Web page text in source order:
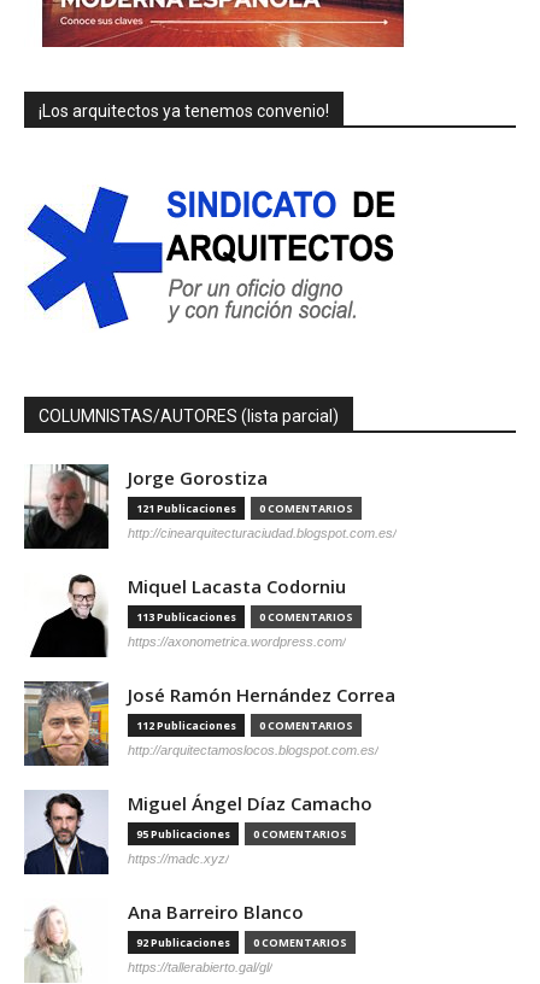
¡Los arquitectos ya tenemos convenio!
COLUMNISTAS/AUTORES (lista parcial)
Jorge Gorostiza
121 Publicaciones 0 COMENTARIOS
http://cinearquitecturaciudad.blogspot.com.es/
Miquel Lacasta Codorniu
113 Publicaciones 0 COMENTARIOS
https://axonometrica.wordpress.com/
José Ramón Hernández Correa
112 Publicaciones 0 COMENTARIOS
http://arquitectamoslocos.blogspot.com.es/
Miguel Ángel Díaz Camacho
95 Publicaciones 0 COMENTARIOS
https://madc.xyz/
Ana Barreiro Blanco
92 Publicaciones 0 COMENTARIOS
https://tallerabierto.gal/gl/